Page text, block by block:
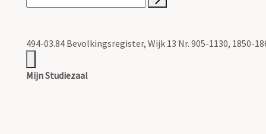
494-03.84 Bevolkingsregister, Wijk 13 Nr. 905-1130, 1850-
Mijn Studiezaal